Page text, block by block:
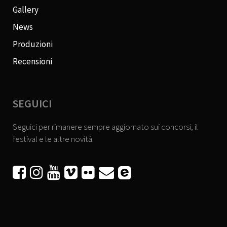
Gallery
News
Produzioni
Recensioni
SEGUICI
Seguici per rimanere sempre aggiornato sui concorsi, il
festival e le altre novità.
     